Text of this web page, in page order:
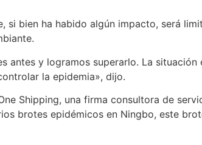
si bien ha habido algún impacto, será
antes y logramos superarlo. La
la epidemia», dijo.
Shipping, una firma consultora de
brotes epidémicos en Ningbo, este